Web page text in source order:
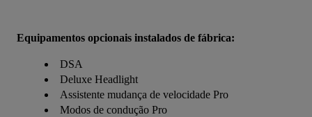
Equipamentos opcionais instalados de fábrica:
DSA
Deluxe Headlight
Assistente mudança de velocidade Pro
Modos de condução Pro